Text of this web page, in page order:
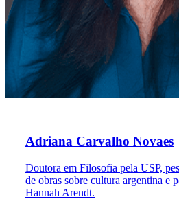
Adriana Carvalho Novaes
Doutora em Filosofia pela USP,
de obras sobre cultura argentina e
Hannah Arendt.